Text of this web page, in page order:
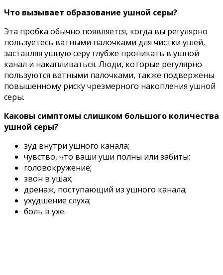
Что вызывает образование ушной серы?
Эта пробка обычно появляется, когда вы регулярно
пользуетесь ватными палочками для чистки ушей,
заставляя ушную серу глубже проникать в ушной
канал и накапливаться. Люди, которые регулярно
пользуются ватными палочками, также подвержены
повышенному риску чрезмерного накопления ушной
серы.
Каковы симптомы слишком большого количества
ушной серы?
зуд внутри ушного канала;
чувство, что ваши уши полны или забиты;
головокружение;
звон в ушах;
дренаж, поступающий из ушного канала;
ухудшение слуха;
боль в ухе.